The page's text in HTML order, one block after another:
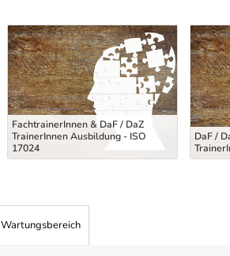
FachtrainerInnen & DaF / DaZ
TrainerInnen Ausbildung - ISO
17024
DaF /
Wartungsbereich